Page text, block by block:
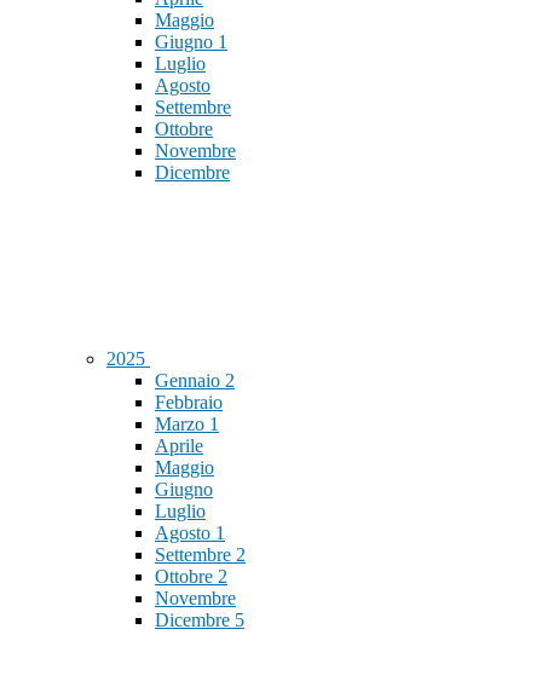
Maggio
Giugno 1
Luglio
Agosto
Settembre
Ottobre
Novembre
Dicembre
2025
Gennaio 2
Febbraio
Marzo 1
Aprile
Maggio
Giugno
Luglio
Agosto 1
Settembre 2
Ottobre 2
Novembre
Dicembre 5